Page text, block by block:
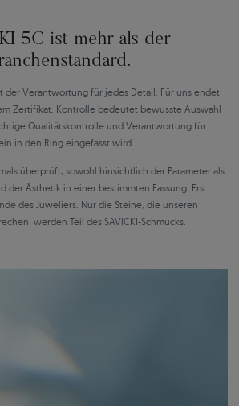
5C ist mehr als der
der Verantwortung für jedes Detail. Für uns endet
Zertifikat. Kontrolle bedeutet bewusste Auswahl
Qualitätskontrolle und Verantwortung für
in den Ring eingefasst wird.
überprüft, sowohl hinsichtlich der Parameter als
der Ästhetik in einer bestimmten Fassung. Erst
des Juweliers. Nur die Steine, die unseren
werden Teil des SAVICKI-Schmucks.